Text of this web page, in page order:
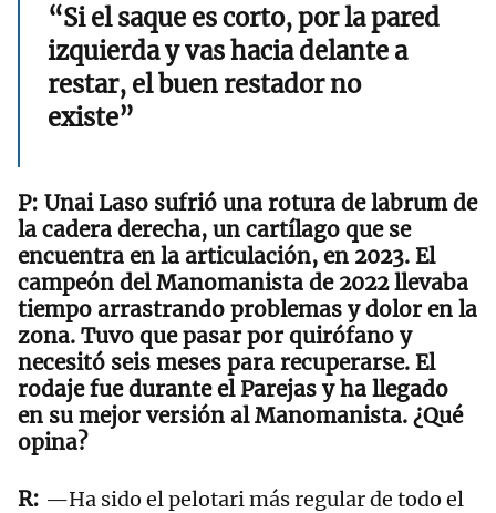
“Si el saque es corto, por la pared
izquierda y vas hacia delante a
restar, el buen restador no
existe”
Unai Laso sufrió una rotura de labrum de
la cadera derecha, un cartílago que se
encuentra en la articulación, en 2023. El
campeón del Manomanista de 2022 llevaba
tiempo arrastrando problemas y dolor en la
zona. Tuvo que pasar por quirófano y
necesitó seis meses para recuperarse. El
rodaje fue durante el Parejas y ha llegado
en su mejor versión al Manomanista. ¿Qué
opina?
—Ha sido el pelotari más regular de todo el